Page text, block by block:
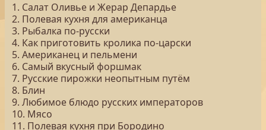
1. Салат Оливье и Жерар Депардье
2. Полевая кухня для американца
3. Рыбалка по-русски
4. Как приготовить кролика по-царски
5. Американец и пельмени
6. Самый вкусный форшмак
7. Русские пирожки неопытным путём
8. Блин
9. Любимое блюдо русских императоров
10. Мясо
11. Полевая кухня при Бородино